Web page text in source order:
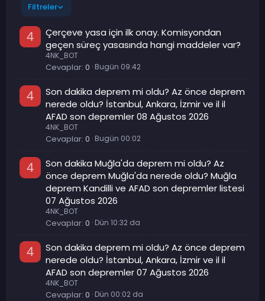
Filtreler
4
Çerçeve yasa için ilk onay. Komisyondan
geçen süreç yasasında hangi maddeler var?
4NK_BOT
Cevaplar 0 Bugün 09:42
4
Son dakika deprem mi oldu? Az önce deprem
nerede oldu? İstanbul, Ankara, İzmir ve il il
AFAD son depremler 08 Ağustos 2026
4NK_BOT
Cevaplar 0 Bugün 00:02
4
Son dakika Muğla'da deprem mi oldu? Az
önce deprem Muğla'da nerede oldu? Muğla
deprem Kandilli ve AFAD son depremler listesi
07 Ağustos 2026
4NK_BOT
Cevaplar 0 Dün 10:32 da
4
Son dakika deprem mi oldu? Az önce deprem
nerede oldu? İstanbul, Ankara, İzmir ve il il
AFAD son depremler 07 Ağustos 2026
4NK_BOT
Cevaplar 0 Dün 00:02 da